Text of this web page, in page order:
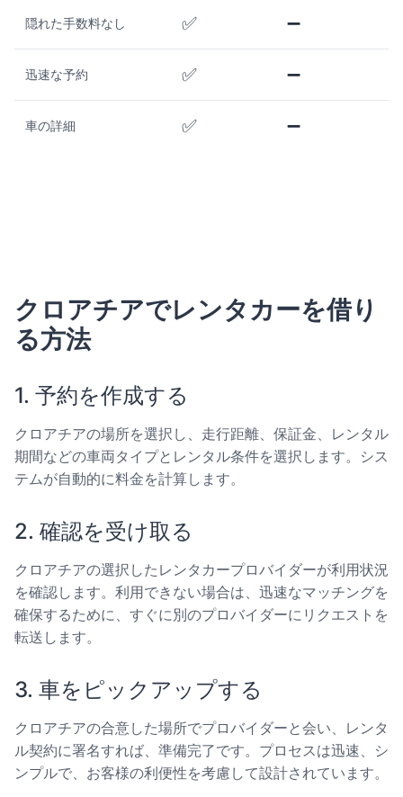
隠れた手数料なし ✅ ➖
迅速な予約 ✅ ➖
車の詳細 ✅ ➖
クロアチアでレンタカーを借り
る方法
1. 予約を作成する
クロアチアの場所を選択し、走行距離、保証金、レンタル
期間などの車両タイプとレンタル条件を選択します。シス
テムが自動的に料金を計算します。
2. 確認を受け取る
クロアチアの選択したレンタカープロバイダーが利用状況
を確認します。利用できない場合は、迅速なマッチングを
確保するために、すぐに別のプロバイダーにリクエストを
転送します。
3. 車をピックアップする
クロアチアの合意した場所でプロバイダーと会い、レンタ
ル契約に署名すれば、準備完了です。プロセスは迅速、シ
ンプルで、お客様の利便性を考慮して設計されています。